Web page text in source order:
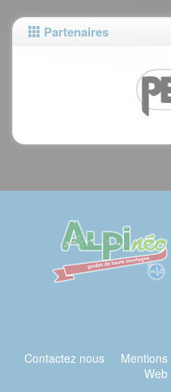
Partenaires
Contactez nous
Web